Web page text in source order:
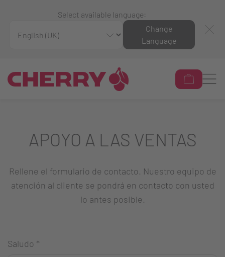
Select available language:
Change
Language
APOYO A LAS VENTAS
Rellene el formulario de contacto. Nuestro equipo de
atención al cliente se pondrá en contacto con usted
lo antes posible.
Saludo *